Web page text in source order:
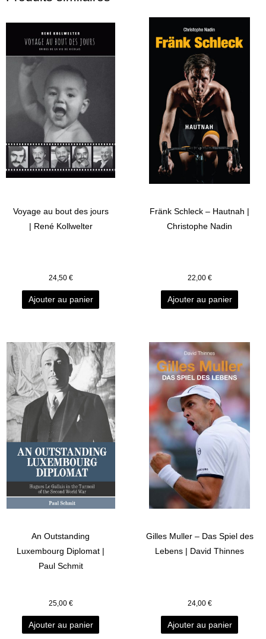
Voyage au bout des jours
| René Kollwelter
24,50 €
Ajouter au panier
Fränk Schleck – Hautnah |
Christophe Nadin
22,00 €
Ajouter au panier
An Outstanding
Luxembourg Diplomat |
Paul Schmit
25,00 €
Ajouter au panier
Gilles Muller – Das Spiel des
Lebens | David Thinnes
24,00 €
Ajouter au panier